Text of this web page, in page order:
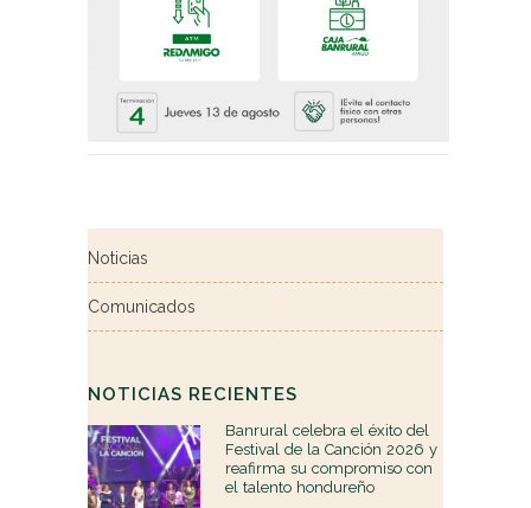
Noticias
Comunicados
NOTICIAS RECIENTES
Banrural celebra el éxito del
Festival de la Canción 2026 y
reafirma su compromiso con
el talento hondureño